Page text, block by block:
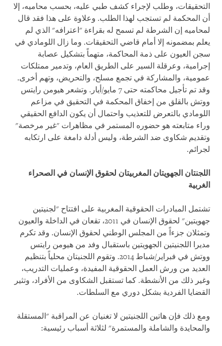
التحقيقات، وطلب لإجراء كشف طبي عليه، بحسب محاميه، إلا
أن المحكمة لم تستجب لهذا الطلب. وعلاوة على هذا فقد قال
لمحاميه إن الشرطة لم تسمح له بقراءة "اعترافه" الذي لم
يعلم بمضمونه إلا أمام قاضي التحقيقات. وما زال اللومادي في
سجن العيون على ذمة المحاكمة، متهماً بتشكيل عصابة
إجرامية، وعرقلة السير على الطريق العام، وتدمير ممتلكات
عمومية، والمشاركة في تجمع مسلح، والتحريض، وتهم أخرى.
وقد تم تأجيل محاكمته حتى 7 مايو/أيار. وتشعر هيومن رايتس
ووتش بالقلق من إخفاق المحكمة في التحقيق في مزاعم
اللومادي بالتعرض للتعذيب واحتمال أن يكون الدافع الحقيقي
وراء متابعته هو حضوره المستمر في مظاهرات "غير مرخصة"
وتقديم شكاوى ضد الشرطة، وليس أدلة دامغة على ارتكابه
لجرائم.
اللجنتان الجهويتان المغربيتان لحقوق الإنسان في الصحراء
الغربية
تشتمل المبادرات الحقوقية المغربية على افتتاح "لجنيتين
جهويتين" لحقوق الإنسان في 2011، تقعان في الداخلة والعيون
وتمثلان جزءاً من المجلس الوطني لحقوق الإنسان. وقد تكرم
مديرا اللجنيتين الجهويتين باستقبال وفد من هيومن رايتس
ووتش في فبراير/شباط 2014. وتقوم اللجنيتان محلياً بتنظيم
العديد من ورش العمل الحقوقية المفيدة، وعمليات التدريب،
وغير ذلك من الأنشطة. كما تستقبل الشكاوى من الأفراد، وتثير
القضايا الفردية بشكل دوري مع السلطات.
ومع ذلك فإن هاتين اللجنيتين لا تغنيان عن المراقبة "المستقلة
والمحايدة والشاملة والمستمرة" لثلاثة أسباب رئيسية: